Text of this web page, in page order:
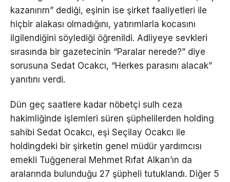
kazanırım” dediği, eşinin ise şirket faaliyetleri ile
hiçbir alakası olmadığını, yatırımlarla kocasını
ilgilendiğini söylediği öğrenildi. Adliyeye sevkleri
sırasında bir gazetecinin “Paralar nerede?” diye
sorusuna Sedat Ocakcı, “Herkes parasını alacak”
yanıtını verdi.
Dün geç saatlere kadar nöbetçi sulh ceza
hakimliğinde işlemleri süren şüphelilerden holding
sahibi Sedat Ocakcı, eşi Seçilay Ocakcı ile
holdingdeki bir şirketin genel müdür yardımcısı
emekli Tuğgeneral Mehmet Rıfat Alkan’ın da
aralarında bulunduğu 27 şüpheli tutuklandı. Diğer 5